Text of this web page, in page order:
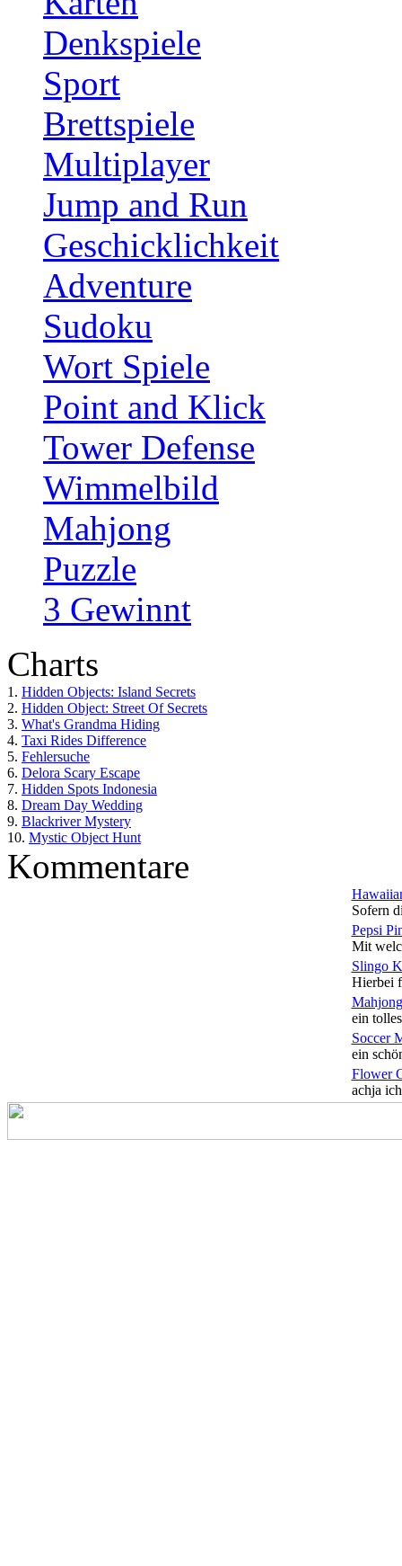
Denkspiele
Sport
Brettspiele
Multiplayer
Jump and Run
Geschicklichkeit
Adventure
Sudoku
Wort Spiele
Point and Klick
Tower Defense
Wimmelbild
Mahjong
Puzzle
3 Gewinnt
Charts
1. Hidden Objects: Island Secrets
2. Hidden Object: Street Of Secrets
3. What's Grandma Hiding
4. Taxi Rides Difference
5. Fehlersuche
6. Delora Scary Escape
7. Hidden Spots Indonesia
8. Dream Day Wedding
9. Blackriver Mystery
10. Mystic Object Hunt
Kommentare
Sofern
Pepsi
Mit
Slingo
Hierbei
ein
Soccer
ein
Flower
achja